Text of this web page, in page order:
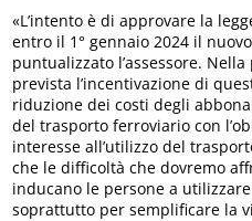
«L’intento è di approvare la
entro il 1° gennaio 2024 il
puntualizzato l’assessore.
prevista l’incentivazione di
riduzione dei costi degli
del trasporto ferroviario con
interesse all’utilizzo del
che le difficoltà che dovremo
inducano le persone a
soprattutto per semplificare la